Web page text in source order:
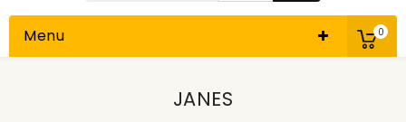
0
Menu
JANES